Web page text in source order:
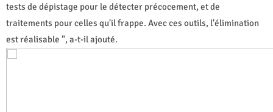
tests de dépistage pour le détecter précocement, et de
traitements pour celles qu'il frappe. Avec ces outils, l'élimination
est réalisable ", a-t-il ajouté.